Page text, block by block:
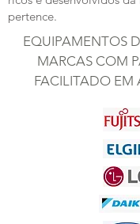
pertence.
EQUIPAMENTOS
MARCAS COM
FACILITADO EM